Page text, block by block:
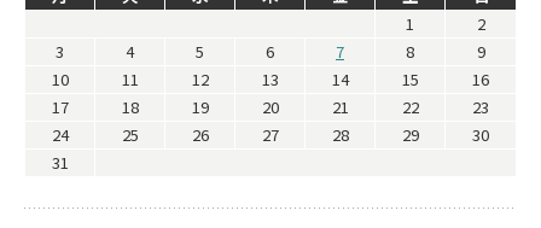
1
2
3
4 5 6 7 8
9
10
11 12 13 14 15
16
17
18 19 20 21 22
23
24
25 26 27 28 29
30
31